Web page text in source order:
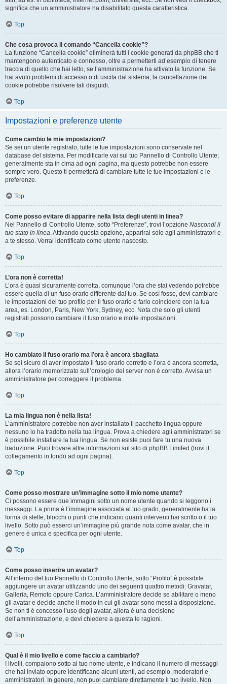
significa che un amministratore ha disabilitato questa caratteristica.
Top
Che cosa provoca il comando “Cancella cookie”?
La funzione “Cancella cookie” eliminerà tutti i cookie generati da phpBB che ti
mantengono autenticato e connesso, oltre a permetterti ad esempio di tenere
traccia di quello che hai letto, se l’amministrazione ha attivato la funzione. Se
hai avuto problemi di accesso o di uscita dal sistema, la cancellazione dei
cookie potrebbe risolvere tali disguidi.
Top
Impostazioni e preferenze utente
Come cambio le mie impostazioni?
Se sei un utente registrato, tutte le tue impostazioni sono conservate nel
database del sistema. Per modificarle vai sul tuo Pannello di Controllo Utente;
generalmente sta in cima ad ogni pagina, ma questo potrebbe non essere
sempre vero. Questo ti permetterà di cambiare tutte le tue impostazioni e le
preferenze.
Top
Come posso evitare di apparire nella lista degli utenti in linea?
Nel Pannello di Controllo Utente, sotto “Preferenze”, trovi l’opzione Nascondi il
tuo stato in linea. Attivando questa opzione, apparirai solo agli amministratori e
a te stesso. Verrai identificato come utente nascosto.
Top
L’ora non è corretta!
L’ora è quasi sicuramente corretta, comunque l’ora che stai vedendo potrebbe
essere quella di un fuso orario differente dal tuo. Se così fosse, devi cambiare
le impostazioni del tuo profilo per il fuso orario e farlo coincidere con la tua
area, es. London, Paris, New York, Sydney, ecc. Nota che solo gli utenti
registrati possono cambiare il fuso orario e molte impostazioni.
Top
Ho cambiato il fuso orario ma l’ora è ancora sbagliata
Se sei sicuro di aver impostato il fuso orario corretto e l’ora è ancora scorretta,
allora l’orario memorizzato sull’orologio del server non è corretto. Avvisa un
amministratore per correggere il problema.
Top
La mia lingua non è nella lista!
L’amministratore potrebbe non aver installato il pacchetto lingua oppure
nessuno lo ha tradotto nella tua lingua. Prova a chiedere agli amministratori se
è possibile installare la tua lingua. Se non esiste puoi fare tu una nuova
traduzione. Puoi trovare altre informazioni sul sito di phpBB Limited (trovi il
collegamento in fondo ad ogni pagina).
Top
Come posso mostrare un’immagine sotto il mio nome utente?
Ci possono essere due immagini sotto un nome utente quando si leggono i
messaggi. La prima è l’immagine associata al tuo grado, generalmente ha la
forma di stelle, blocchi o punti che indicano quanti interventi hai scritto o il tuo
livello. Sotto può esserci un’immagine più grande nota come avatar, che in
genere è unica e specifica per ogni utente.
Top
Come posso inserire un avatar?
All’interno del tuo Pannello di Controllo Utente, sotto “Profilo” è possibile
aggiungere un avatar utilizzando uno dei seguenti quattro metodi: Gravatar,
Galleria, Remoto oppure Carica. L’amministratore decide se abilitare o meno
gli avatar e decide anche il modo in cui gli avatar sono messi a disposizione.
Se non ti è concesso l’uso degli avatar, allora è una decisione
dell’amministrazione, e devi chiedere a questa le ragioni.
Top
Qual è il mio livello e come faccio a cambiarlo?
I livelli, compaiono sotto al tuo nome utente, e indicano il numero di messaggi
che hai inviato oppure identificano alcuni utenti, ad esempio, moderatori e
amministratori. In genere, non puoi cambiare direttamente il tuo livello. Non